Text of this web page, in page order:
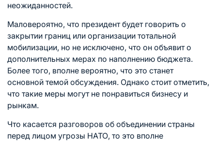
неожиданностей.
Маловероятно, что президент будет говорить о
закрытии границ или организации тотальной
мобилизации, но не исключено, что он объявит о
дополнительных мерах по наполнению бюджета.
Более того, вполне вероятно, что это станет
основной темой обсуждения. Однако стоит отметить,
что такие меры могут не понравиться бизнесу и
рынкам.
Что касается разговоров об объединении страны
перед лицом угрозы НАТО, то это вполне